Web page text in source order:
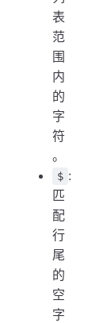
表
范
围
内
的
字
符
。
$ :
匹
配
行
尾
的
空
字